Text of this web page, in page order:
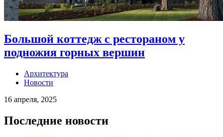
Большой коттедж c рестораном у
подножия горных вершин
Архитектура
Новости
16 апреля, 2025
Последние новости